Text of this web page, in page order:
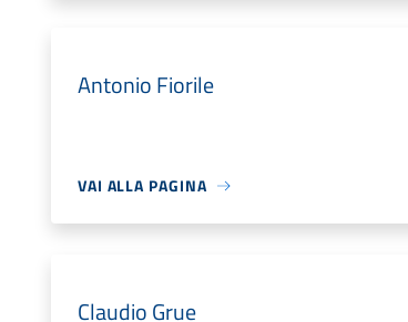
Antonio Fiorile
VAI ALLA PAGINA
Claudio Grue